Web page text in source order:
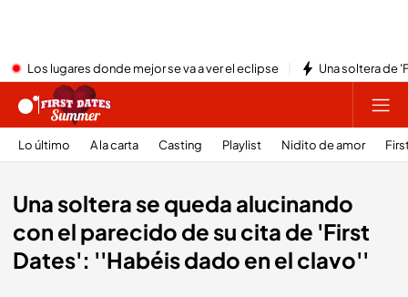
Los lugares donde mejor se va a ver el eclipse Una soltera de
Lo último A la carta Casting Playlist Nidito de amor
Una soltera se queda alucinando
con el parecido de su cita de 'First
Dates': ''Habéis dado en el clavo''